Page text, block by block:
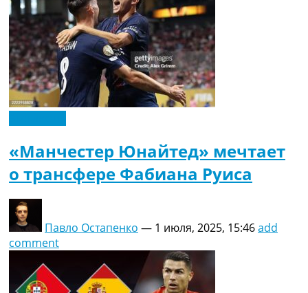
«Манчестер Юнайтед» мечтает
о трансфере Фабиана Руиса
Павло Остапенко — 1 июля, 2025, 15:46add
comment